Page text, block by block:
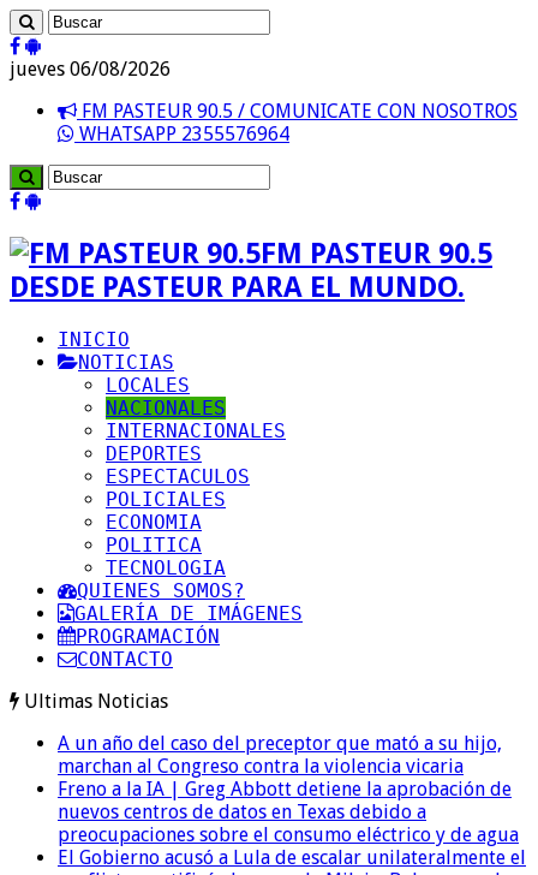
jueves 06/08/2026
FM PASTEUR 90.5 / COMUNICATE CON NOSOTROS
WHATSAPP 2355576964
FM PASTEUR 90.5
DESDE PASTEUR PARA EL MUNDO.
INICIO
NOTICIAS
LOCALES
NACIONALES
INTERNACIONALES
DEPORTES
ESPECTACULOS
POLICIALES
ECONOMIA
POLITICA
TECNOLOGIA
QUIENES SOMOS?
GALERÍA DE IMÁGENES
PROGRAMACIÓN
CONTACTO
Ultimas Noticias
A un año del caso del preceptor que mató a su hijo,
marchan al Congreso contra la violencia vicaria
Freno a la IA | Greg Abbott detiene la aprobación de
nuevos centros de datos en Texas debido a
preocupaciones sobre el consumo eléctrico y de agua
El Gobierno acusó a Lula de escalar unilateralmente el